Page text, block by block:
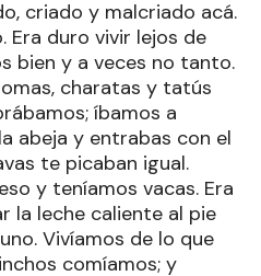
criado y malcriado acá.
Era duro vivir lejos de
bien y a veces no tanto.
charatas y tatús
íbamos a
abeja y entrabas con el
te picaban igual.
y teníamos vacas. Era
la leche caliente al pie
Vivíamos de lo que
comíamos; y